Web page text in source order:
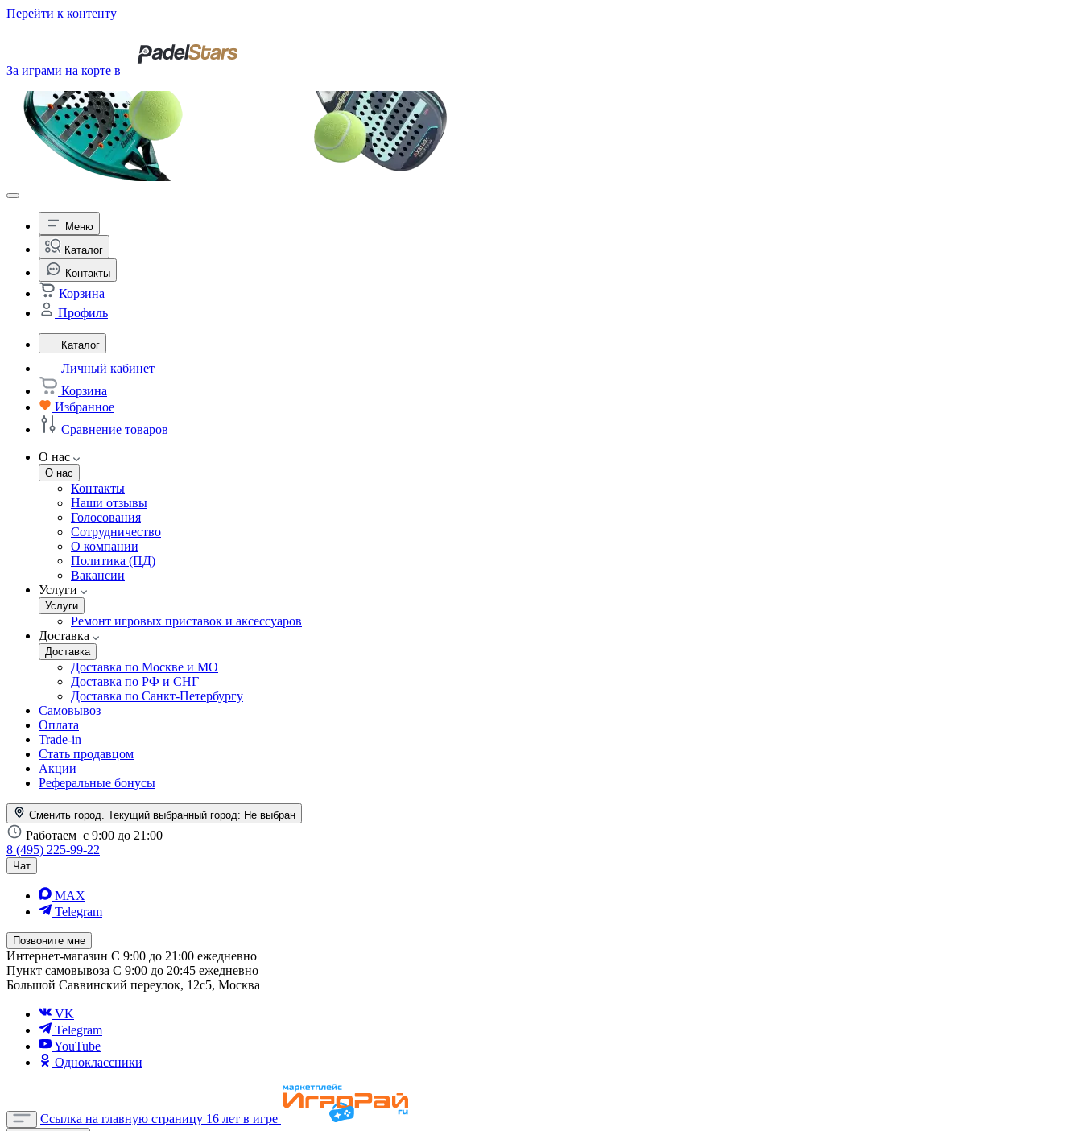
Перейти к контенту
За играми на корте в
Меню
Каталог
Контакты
Корзина
Профиль
Каталог
Личный кабинет
Корзина
Избранное
Сравнение товаров
О нас
О нас
Контакты
Наши отзывы
Голосования
Сотрудничество
О компании
Политика (ПД)
Вакансии
Услуги
Услуги
Ремонт игровых приставок и аксессуаров
Доставка
Доставка
Доставка по Москве и МО
Доставка по РФ и СНГ
Доставка по Санкт-Петербургу
Самовывоз
Оплата
Trade-in
Стать продавцом
Акции
Реферальные бонусы
Сменить город. Текущий выбранный город: Не выбран
Работаем с 9:00 до 21:00
8 (495) 225-99-22
Чат
MAX
Telegram
Позвоните мне
Интернет-магазин С 9:00 до 21:00 ежедневно
Пункт самовывоза С 9:00 до 20:45 ежедневно
Большой Саввинский переулок, 12с5, Москва
VK
Telegram
YouTube
Одноклассники
Ссылка на главную страницу 16 лет в игре